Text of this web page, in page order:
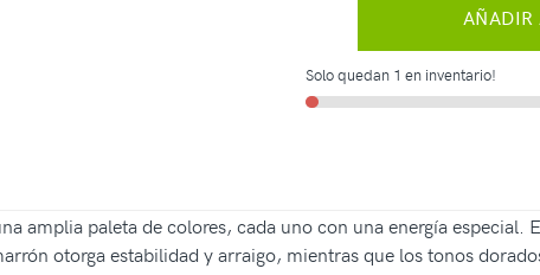
AÑADIR
Solo quedan 1 en inventario!
amplia paleta de colores, cada uno con una energía especial.
otorga estabilidad y arraigo, mientras que los tonos